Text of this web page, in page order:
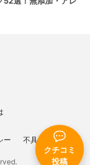
クチコミ
投稿
ー 不具合報告